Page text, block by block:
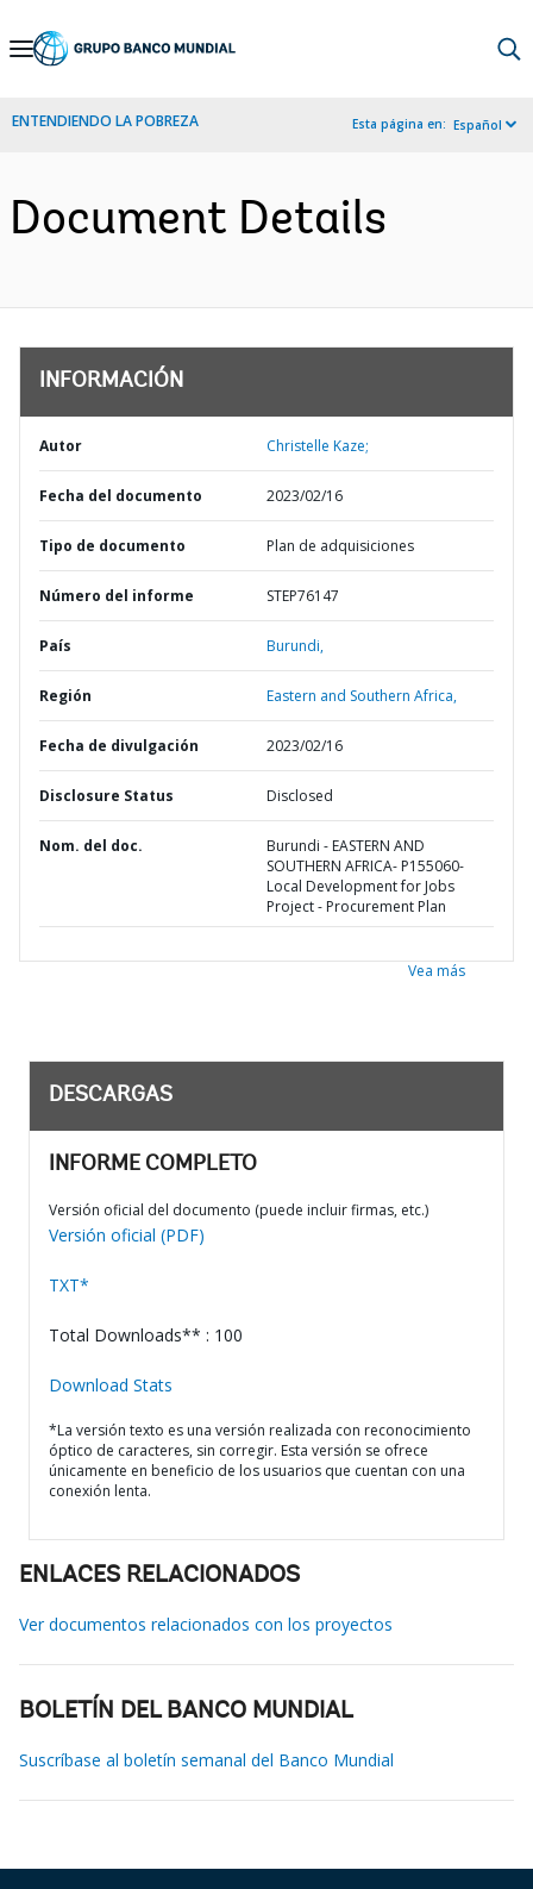
Skip
Navigation
ENTENDIENDO LA POBREZA Esta página en: Español
Document Details
INFORMACIÓN
Autor Christelle Kaze;
Fecha del documento 2023/02/16
Tipo de documento Plan de adquisiciones
Número del informe STEP76147
País Burundi,
Región Eastern and Southern Africa,
Fecha de divulgación 2023/02/16
Disclosure Status Disclosed
Nom. del doc.
Burundi - EASTERN AND
SOUTHERN AFRICA- P155060-
Local Development for Jobs
Project - Procurement Plan
Vea más
DESCARGAS
INFORME COMPLETO
Versión oficial del documento (puede incluir firmas, etc.)
Versión oficial (PDF)
TXT*
Total Downloads** : 100
Download Stats
*La versión texto es una versión realizada con reconocimiento
óptico de caracteres, sin corregir. Esta versión se ofrece
únicamente en beneficio de los usuarios que cuentan con una
conexión lenta.
ENLACES RELACIONADOS
Ver documentos relacionados con los proyectos
BOLETÍN DEL BANCO MUNDIAL
Suscríbase al boletín semanal del Banco Mundial